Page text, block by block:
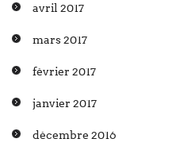
avril 2017
mars 2017
février 2017
janvier 2017
décembre 2016